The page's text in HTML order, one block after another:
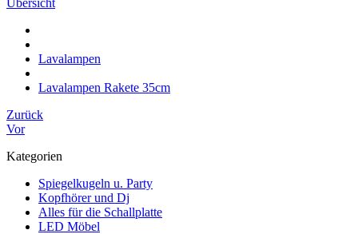
Übersicht
Lavalampen
Lavalampen Rakete 35cm
Zurück
Vor
Kategorien
Spiegelkugeln u. Party
Kopfhörer und Dj
Alles für die Schallplatte
LED Möbel